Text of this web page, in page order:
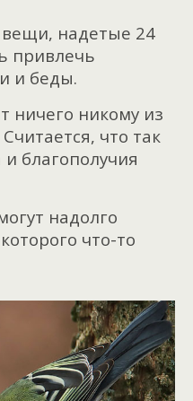
надетые 24
привлечь
и беды.
ничего никому из
что так
благополучия
надолго
что-то